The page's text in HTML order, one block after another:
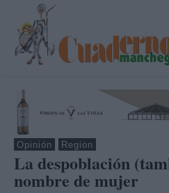
Opinión Region
La despoblación
nombre de mujer